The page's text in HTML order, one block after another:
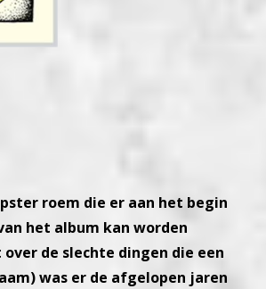
roem die er aan het begin
het album kan worden
de slechte dingen die een
was er de afgelopen jaren